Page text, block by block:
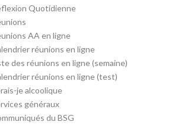
Quotidienne
AA en ligne
réunions en ligne
des réunions en ligne (semaine)
réunions en ligne (test)
je alcoolique
généraux
du BSG